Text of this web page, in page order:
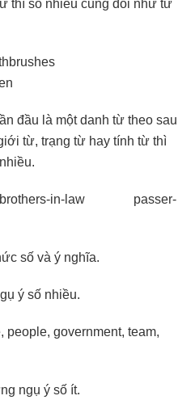
thì số nhiều cũng đổi như từ
toothbrushes
đầu là một danh từ theo sau
từ, trạng từ hay tính từ thì
brothers-in-law passer-
số và ý nghĩa.
ý số nhiều.
people, government, team,
ngụ ý số ít.